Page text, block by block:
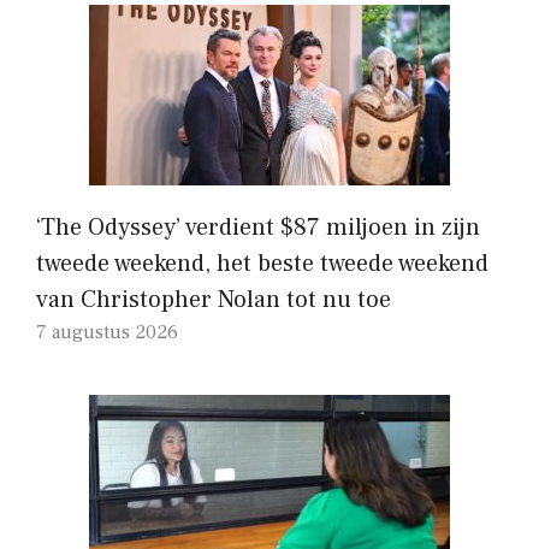
‘The Odyssey’ verdient $87 miljoen in zijn
tweede weekend, het beste tweede weekend
van Christopher Nolan tot nu toe
7 augustus 2026